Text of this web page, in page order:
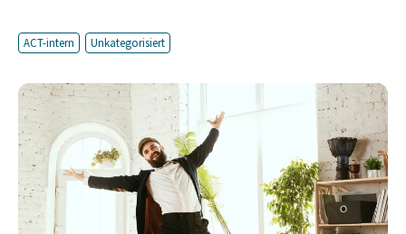
ACT-intern Unkategorisiert